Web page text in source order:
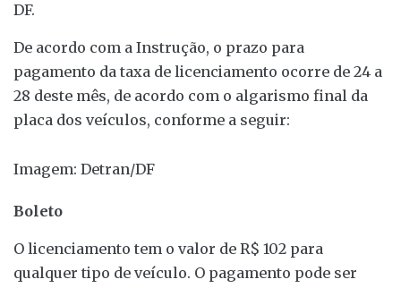
DF.
De acordo com a Instrução, o prazo para
pagamento da taxa de licenciamento ocorre de 24 a
28 deste mês, de acordo com o algarismo final da
placa dos veículos, conforme a seguir:
Imagem: Detran/DF
Boleto
O licenciamento tem o valor de R$ 102 para
qualquer tipo de veículo. O pagamento pode ser